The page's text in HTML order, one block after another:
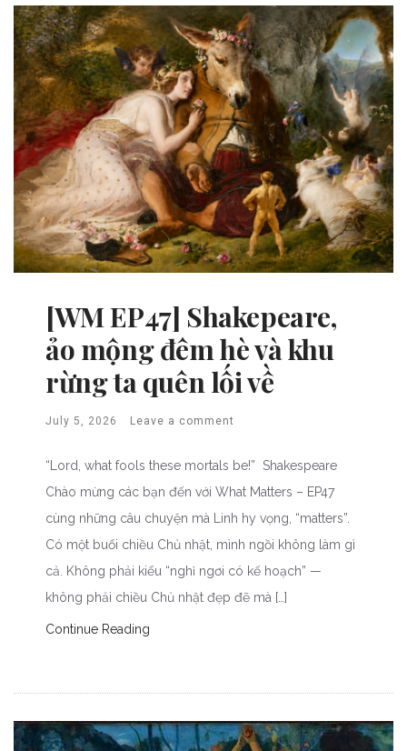
[WM EP47] Shakepeare,
ảo mộng đêm hè và khu
rừng ta quên lối về
July 5, 2026 Leave a comment
“Lord, what fools these mortals be!” Shakespeare
Chào mừng các bạn đến với What Matters – EP47
cùng những câu chuyện mà Linh hy vọng, “matters”.
Có một buổi chiều Chủ nhật, mình ngồi không làm gì
cả. Không phải kiểu “nghỉ ngơi có kế hoạch” —
không phải chiều Chủ nhật đẹp đẽ mà […]
Continue Reading